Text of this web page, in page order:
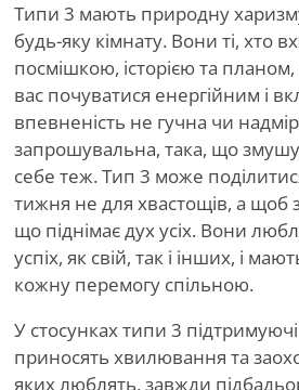
Типи 3 мають природну
будь-яку кімнату. Вони ті, хто
посмішкою, історією та
вас почуватися енергійним і
впевненість не гучна чи
запрошувальна, така, що
себе теж. Тип 3 може
тижня не для хвастощів, а щоб
що піднімає дух усіх. Вони
успіх, як свій, так і інших, і
кожну перемогу спільною.
У стосунках типи 3
приносять хвилювання та
яких люблять, завжди